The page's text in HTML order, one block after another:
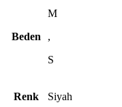
Beden
M
,
S
Renk Siyah